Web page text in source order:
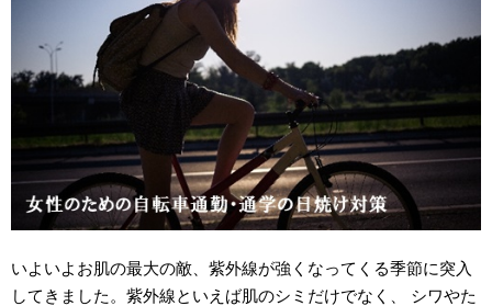
いよいよお肌の最大の敵、紫外線が強くなってくる季節に突入
してきました。紫外線といえば肌のシミだけでなく、 シワやた